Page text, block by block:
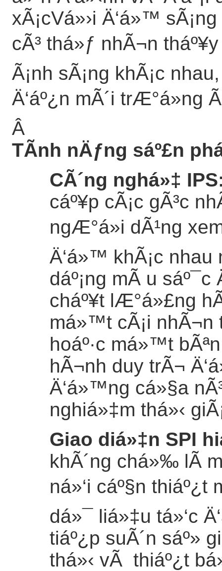
xÃ¡cVá»›i Ä‘á»™
cÃ³ thá»ƒ nhÃ¬n tháº¥y
Ã¡nh sÃ¡ng khÃ¡c
Ä‘áº¿n mÃ´i trÆ°á»ng
Â
TÃ­nh nÄƒng sáº£n
CÃ´ng nghá»‡ IPS
cáº¥p cÃ¡c gÃ³c
ngÆ°á»i dÃ¹ng
Ä‘á»™ khÃ¡c nhau
dáº¡ng mÃ u sáº¯c
cháº¥t lÆ°á»£ng
má»™t cÃ¡i nhÃ¬n
hoáº·c má»™t
hÃ¬nh duy trÃ¬
Ä‘á»™ng cá»§a
nghiá»‡m thá»‹
Giao diá»‡n SPI
khÃ´ng chá»‰ lÃ
ná»‘i cáº§n thiáº¿t
dá»¯ liá»‡u tá»‘c
tiáº¿p suÃ´n sáº»
thá»‹ vÃ thiáº¿t